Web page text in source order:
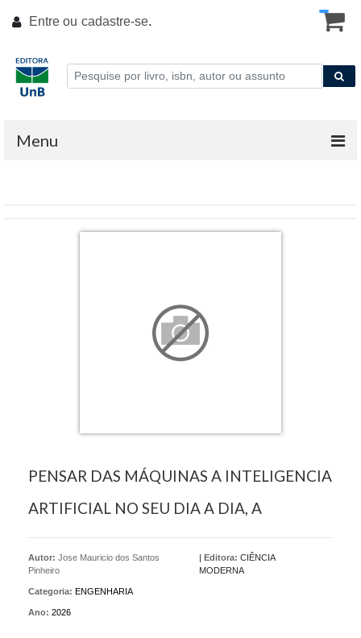
Entre ou cadastre-se.
Menu
PENSAR DAS MÁQUINAS A INTELIGENCIA
ARTIFICIAL NO SEU DIA A DIA, A
Autor: Jose Mauricio dos Santos
Pinheiro
|Editora: CIÊNCIA
MODERNA
Categoria: ENGENHARIA
Ano: 2026